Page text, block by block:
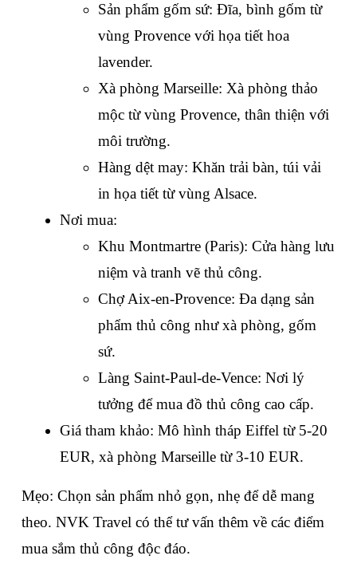
Sản phẩm gốm sứ: Đĩa, bình gốm từ
vùng Provence với họa tiết hoa
lavender.
Xà phòng Marseille: Xà phòng thảo
mộc từ vùng Provence, thân thiện với
môi trường.
Hàng dệt may: Khăn trải bàn, túi vải
in họa tiết từ vùng Alsace.
Nơi mua:
Khu Montmartre (Paris): Cửa hàng lưu
niệm và tranh vẽ thủ công.
Chợ Aix-en-Provence: Đa dạng sản
phẩm thủ công như xà phòng, gốm
sứ.
Làng Saint-Paul-de-Vence: Nơi lý
tưởng để mua đồ thủ công cao cấp.
Giá tham khảo: Mô hình tháp Eiffel từ 5-20
EUR, xà phòng Marseille từ 3-10 EUR.
Mẹo: Chọn sản phẩm nhỏ gọn, nhẹ để dễ mang
theo. NVK Travel có thể tư vấn thêm về các điểm
mua sắm thủ công độc đáo.